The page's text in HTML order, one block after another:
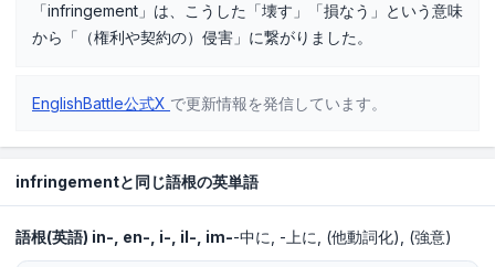
「infringement」は、こうした「壊す」「損なう」という意味
から「（権利や契約の）侵害」に繋がりました。
EnglishBattle公式X で更新情報を発信しています。
infringementと同じ語根の英単語
語根(英語) in-, en-, i-, il-, im--中に -上に (他動詞化) (強意)